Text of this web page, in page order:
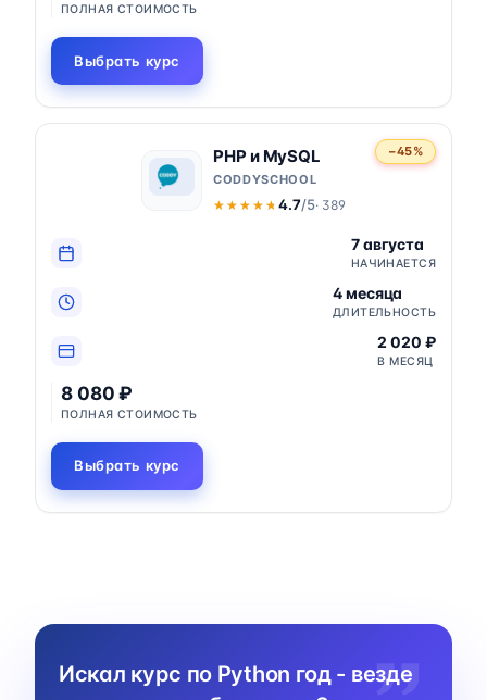
ПОЛНАЯ СТОИМОСТЬ
Выбрать курс
−45%
PHP и MySQL
CODDYSCHOOL
★★★★★
★★★★★ 4.7/5· 389
7 августа
НАЧИНАЕТСЯ
4 месяца
ДЛИТЕЛЬНОСТЬ
2 020 ₽
В МЕСЯЦ
8 080 ₽
ПОЛНАЯ СТОИМОСТЬ
Выбрать курс
Искал курс по Python год - везде